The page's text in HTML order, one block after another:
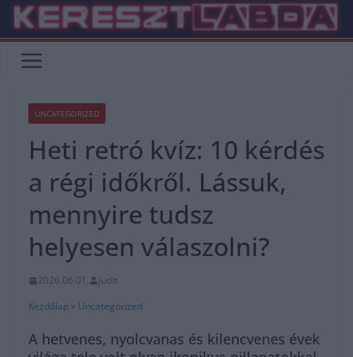
Skip
content
UNCATEGORIZED
Heti retró kvíz: 10 kérdés
a régi időkről. Lássuk,
mennyire tudsz
helyesen válaszolni?
2026.06.01.
Judit
Kezdőlap » Uncategorized
A hetvenes, nyolcvanas és kilencvenes évek